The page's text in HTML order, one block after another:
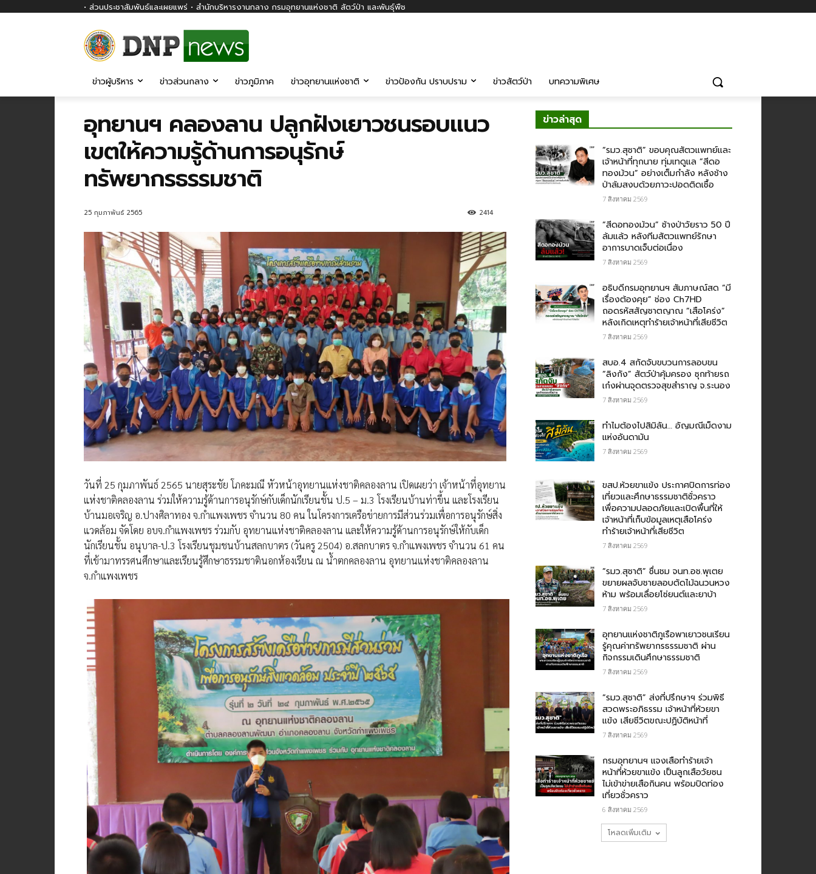
• ส่วนประชาสัมพันธ์และเผยแพร่ • สำนักบริหารงานกลาง กรมอุทยานแห่งชาติ สัตว์ป่า และพันธุ์พืช
ข่าวผู้บริหาร ข่าวส่วนกลาง ข่าวภูมิภาค ข่าวอุทยานแห่งชาติ ข่าวป้องกัน ปราบปราม ข่าวสัตว์ป่า บทความพิเศษ
อุทยานฯ คลองลาน ปลูกฝังเยาวชนรอบแนว
เขตให้ความรู้ด้านการอนุรักษ์
ทรัพยากรธรรมชาติ
25 กุมภาพันธ์ 2565 2414
วันที่ 25 กุมภาพันธ์​ 2565 นายสุระชัย โภคะมณี หัวหน้า​อุทยานแห่งชาติคลองลาน เปิดเผย​ว่า​ เจ้าหน้าที่​อุทยาน
แห่งชาติคลองลาน ร่วมให้ความรู้ด้านการอนุรักษ์กับเด็กนักเรียนชั้น ป.5 – ม.3 โรงเรียนบ้านท่าขึ้น และโรงเรียน
บ้านมอเจริญ อ.ปางศิลาทอง จ.กำแพงเพชร จำนวน 80 คน ในโครงการเครือข่ายการมีส่วนร่วมเพื่อการอนุรักษ์สิ่ง
แวดล้อม จัดโดย อบจ.กำแพงเพชร ร่วมกับ อุทยานแห่งชาติคลองลาน และให้ความรู้ด้านการอนุรักษ์ให้กับเด็ก
นักเรียนชั้น อนุบาล-ป.3 โรงเรียนชุมชนบ้านสลกบาตร (วันครู 2504) อ.สลกบาตร จ.กำแพงเพชร จำนวน 61 คน
ที่เข้ามาทรรศนศึกษาและเรียนรู้ศึกษาธรรมชาตินอกห้องเรียน ณ น้ำตกคลองลาน อุทยานแห่งชาติคลองลาน
จ.กำแพงเพชร
ข่าวล่าสุด
“รมว.สุชาติ” ขอบคุณสัตวแพทย์และ
เจ้าหน้าที่ทุกนาย ทุ่มเทดูแล “สีดอ
ทองม้วน” อย่างเต็มกำลัง หลังช้าง
ป่าล้มสงบด้วยภาวะปอดติดเชื้อ
7 สิงหาคม 2569
“สีดอทองม้วน” ช้างป่าวัยราว 50 ปี
ล้มแล้ว หลังทีมสัตวแพทย์รักษา
อาการบาดเจ็บต่อเนื่อง
7 สิงหาคม 2569
อธิบดีกรมอุทยานฯ สัมภาษณ์สด “มี
เรื่องต้องคุย” ช่อง Ch7HD
ถอดรหัสสัญชาตญาณ “เสือโคร่ง”
หลังเกิดเหตุทำร้ายเจ้าหน้าที่เสียชีวิต
7 สิงหาคม 2569
สบอ.4 สกัดจับขบวนการลอบขน
“ลิงกัง” สัตว์ป่าคุ้มครอง ซุกท้ายรถ
เก๋งผ่านจุดตรวจสุขสำราญ จ.ระนอง
7 สิงหาคม 2569
ทำไมต้องไปสิมิลัน… อัญมณีเม็ดงาม
แห่งอันดามัน
7 สิงหาคม 2569
ขสป.ห้วยขาแข้ง ประกาศปิดการท่อง
เที่ยวและศึกษาธรรมชาติชั่วคราว
เพื่อความปลอดภัยและเปิดพื้นที่ให้
เจ้าหน้าที่เก็บข้อมูลเหตุเสือโคร่ง
ทำร้ายเจ้าหน้าที่เสียชีวิต
7 สิงหาคม 2569
“รมว.สุชาติ” ชื่นชม​ จนท.อช.พุเตย​
ขยายผลจับชายลอบตัดไม้ฉนวนหวง
ห้าม พร้อมเลื่อยโซ่ยนต์และยาบ้า
7 สิงหาคม 2569
อุทยานแห่งชาติภูเรือพาเยาวชนเรียน
รู้คุณค่าทรัพยากรธรรมชาติ ผ่าน
กิจกรรมเดินศึกษาธรรมชาติ
7 สิงหาคม 2569
“รมว.สุชาติ” ส่งที่ปรึกษาฯ ร่วมพิธี
สวดพระอภิธรรม เจ้าหน้าที่ห้วยขา
แข้ง เสียชีวิตขณะปฏิบัติหน้าที่
7 สิงหาคม 2569
กรม​อุทยานฯ แจงเสือทำร้ายเจ้า
หน้าที่ห้วยขาแข้ง เป็นลูกเสือวัยซน
ไม่เข้าข่ายเสือกินคน พร้อมปิดท่อง
เที่ยวชั่วคราว
6 สิงหาคม 2569
โหลดเพิ่มเติม